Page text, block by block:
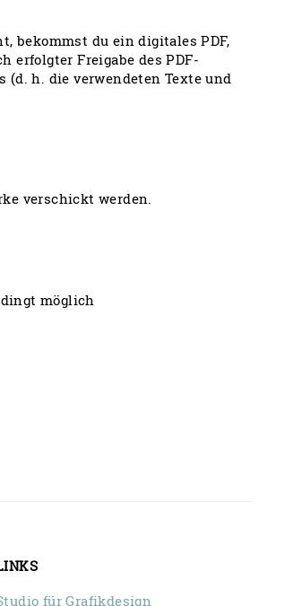
bekommst du ein digitales PDF,
erfolgter Freigabe des PDF-
(d. h. die verwendeten Texte und
verschickt werden.
möglich
für Grafikdesign